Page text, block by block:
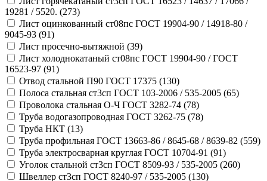
19281 / 5520. (273)
Лист оцинкованный ст08пс ГОСТ 19904-90 / 14918-80 /
9045-93 (91)
Лист просечно-вытяжной (39)
Лист холоднокатаный ст08пс ГОСТ 19904-90 / ГОСТ
16523-97 (91)
Отвод стальной П90 ГОСТ 17375 (130)
Полоса стальная ст3сп ГОСТ 103-2006 / 535-2005 (65)
Проволока стальная О-Ч ГОСТ 3282-74 (78)
Труба водогазопроводная ГОСТ 3262-75 (78)
Труба НКТ (13)
Труба профильная ГОСТ 13663-86 / 8645-68 / 8639-82 (559)
Труба электросварная круглая ГОСТ 10704-91 (91)
Уголок стальной ст3сп ГОСТ 8509-93 / 535-2005 (260)
Швеллер ст3сп ГОСТ 8240-97 / 535-2005 (130)